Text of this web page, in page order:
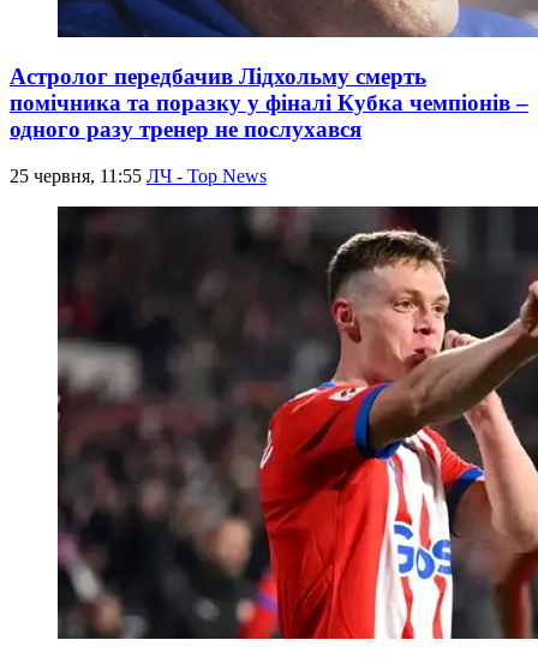
Астролог передбачив Лідхольму смерть
помічника та поразку у фіналі Кубка чемпіонів –
одного разу тренер не послухався
25 червня, 11:55 ЛЧ - Top News